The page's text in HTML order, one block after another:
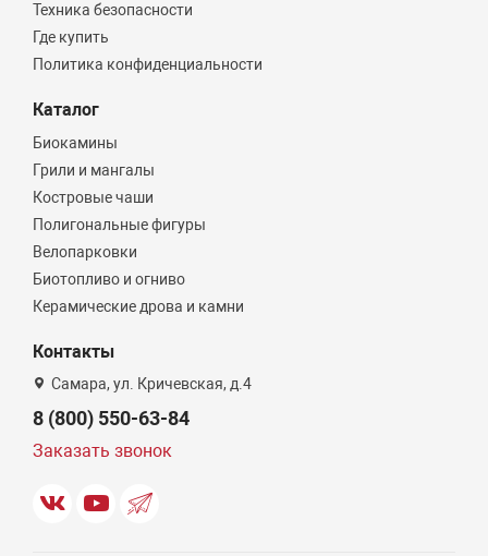
Техника безопасности
Где купить
Политика конфиденциальности
Каталог
Биокамины
Грили и мангалы
Костровые чаши
Полигональные фигуры
Велопарковки
Биотопливо и огниво
Керамические дрова и камни
Контакты
Самара, ул. Кричевская, д.4
8 (800) 550-63-84
Заказать звонок